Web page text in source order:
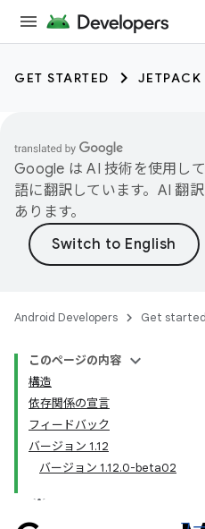
GET STARTED JETPACK
Google は AI 技術を使用し
語に翻訳しています。AI 翻
あります。
Android Developers Get started
このページの内容
構造
依存関係の宣言
フィードバック
バージョン 1.12
バージョン 1.12.0-beta02